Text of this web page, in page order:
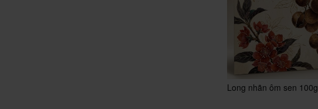
Long nhãn ôm sen 100g